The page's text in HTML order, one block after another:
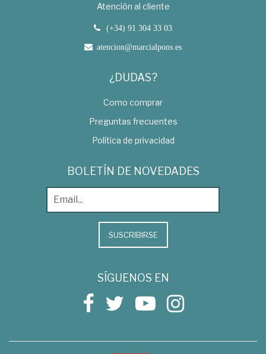
Atención al cliente
(+34) 91 304 33 03
atencion@marcialpons.es
¿DUDAS?
Como comprar
Preguntas frecuentes
Política de privacidad
BOLETÍN DE NOVEDADES
SUSCRIBIRSE
SÍGUENOS EN